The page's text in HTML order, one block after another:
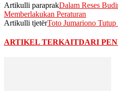
Artikulli paraprakDalam Reses
Memberlakukan Peraturan
Artikulli tjetërToto Jumariono
ARTIKEL TERKAITDARI